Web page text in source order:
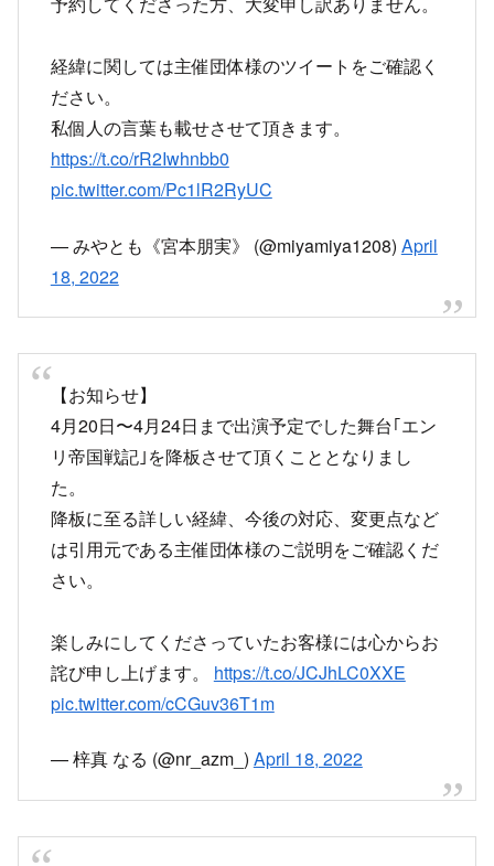
経緯に関しては主催団体様のツイートをご確認く
私個人の言葉も載せさせて頂きます。
https://t.co/rR2Iwhnbb0
pic.twitter.com/Pc1lR2RyUC
— みやとも《宮本朋実》 (@miyamiya1208)
4月20日〜4月24日まで出演予定でした舞台｢エン
リ帝国戦記｣を降板させて頂くこととなりまし
た。
降板に至る詳しい経緯、今後の対応、変更点など
は引用元である主催団体様のご説明をご確認くだ
さい。
楽しみにしてくださっていたお客様には心からお
pic.twitter.com/cCGuv36T1m
— 梓真 なる (@nr_azm_)April 18, 2022
【大事なお知らせ】